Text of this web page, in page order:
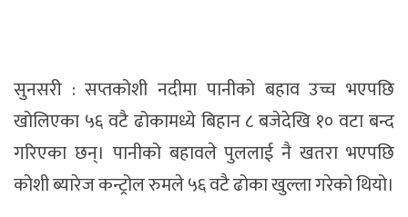
सुनसरी : सप्तकोशी नदीमा पानीको बहाव उच्च भएपछि
खोलिएका ५६ वटै ढोकामध्ये बिहान ८ बजेदेखि १० वटा बन्द
गरिएका छन्। पानीको बहावले पुललाई नै खतरा भएपछि
कोशी ब्यारेज कन्ट्रोल रुमले ५६ वटै ढोका खुल्ला गरेको थियो।